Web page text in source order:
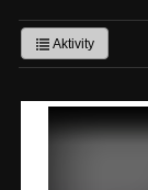
Aktivity